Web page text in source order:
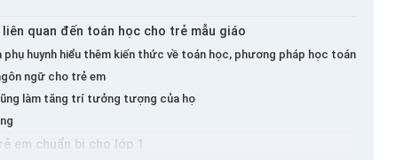
liên quan đến toán học cho trẻ mẫu giáo
huynh hiểu thêm kiến ​​thức về toán học, phương pháp học toán
ngữ cho trẻ em
làm tăng trí tưởng tượng của họ
em chuẩn bị cho lớp 1